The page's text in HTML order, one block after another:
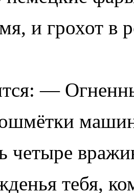
и грохот в
—
четыре
тебя,